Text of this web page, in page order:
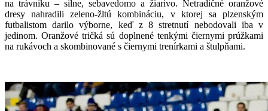
na trávniku – silne, sebavedomo a žiarivo. Netradičné oranžové
dresy nahradili zeleno-žltú kombináciu, v ktorej sa plzenským
futbalistom darilo výborne, keď z 8 stretnutí nebodovali iba v
jedinom. Oranžové tričká sú doplnené tenkými čiernymi prúžkami
na rukávoch a skombinované s čiernymi trenírkami a štulpňami.